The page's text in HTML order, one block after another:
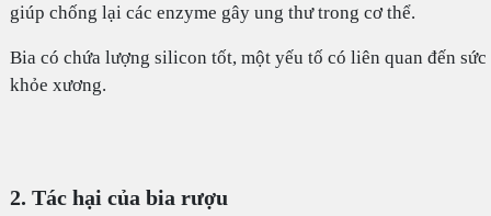
giúp chống lại các enzyme gây ung thư trong cơ thể.
Bia có chứa lượng silicon tốt, một yếu tố có liên quan đến sức
khỏe xương.
2. Tác hại của bia rượu